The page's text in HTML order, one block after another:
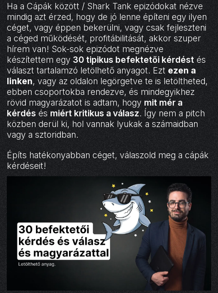
Ha a Cápák között / Shark Tank epizódokat nézve
mindig azt érzed, hogy de jó lenne építeni egy ilyen
céget, vagy éppen bekerülni, vagy csak fejleszteni
a céged működését, profitábilitását, akkor szuper
hírem van! Sok-sok epizódot megnézve
készítettem egy30 tipikus befektetői kérdést és
választ tartalamzó letölhető anyagot. Ezt ezen a
linken, vagy az oldalon legörgetve te is letöltheted,
ebben csoportokba rendezve, és mindegyikhez
rövid magyarázatot is adtam, hogy mit mér a
kérdés és miért kritikus a válasz. Így nem a pitch
közben derül ki, hol vannak lyukak a számaidban
vagy a sztoridban.
Építs hatékonyabban céget, válaszold meg a cápák
kérdéseit!